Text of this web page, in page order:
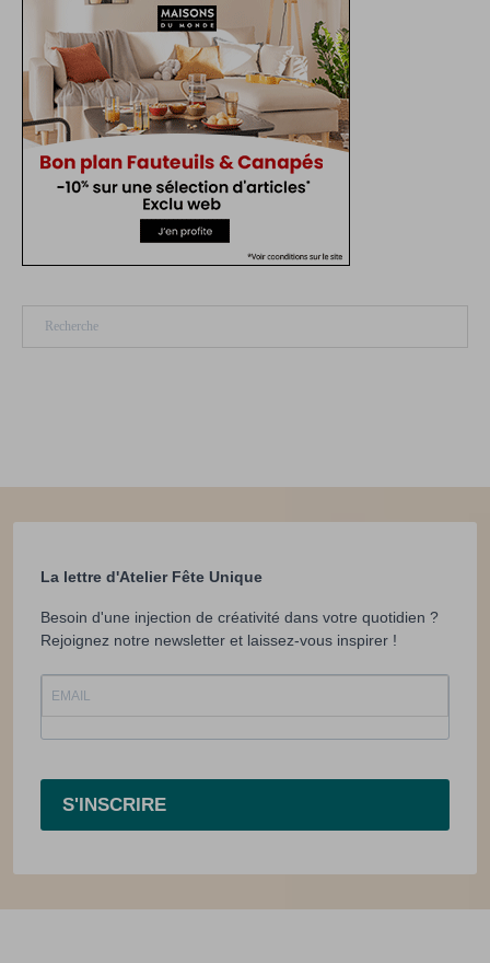
La lettre d'Atelier Fête Unique
Besoin d'une injection de créativité dans votre quotidien ?
Rejoignez notre newsletter et laissez-vous inspirer !
S'INSCRIRE